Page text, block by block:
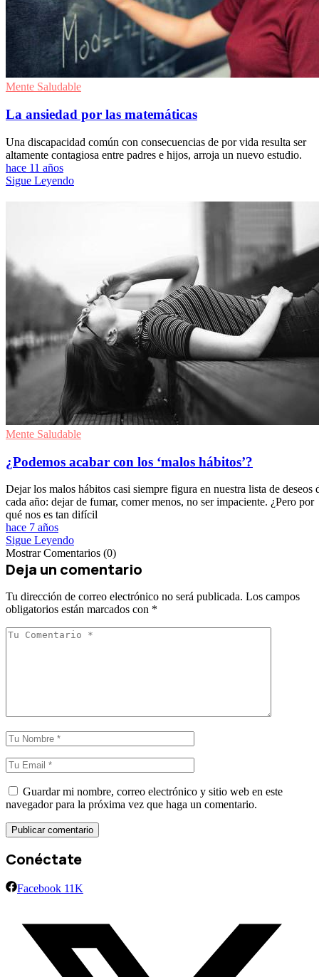
Mente Saludable
La ansiedad por las matemáticas
Una discapacidad común con consecuencias de por vida resulta ser
altamente contagiosa entre padres e hijos, arroja un nuevo estudio.
hace 11 años
Sigue Leyendo
Mente Saludable
¿Podemos acabar con los ‘malos hábitos’?
Dejar los malos hábitos casi siempre figura en nuestra lista de deseos
cada año: dejar de fumar, comer menos, no ser impaciente. ¿Pero por
qué nos es tan difícil
hace 7 años
Sigue Leyendo
Mostrar Comentarios (0)
Deja un comentario
Tu dirección de correo electrónico no será publicada. Los campos
obligatorios están marcados con *
Guardar mi nombre, correo electrónico y sitio web en este
navegador para la próxima vez que haga un comentario.
Conéctate
Facebook 11K